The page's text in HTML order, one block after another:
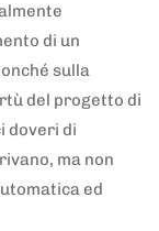
di un
sulla
del progetto di
doveri di
ma non
ed